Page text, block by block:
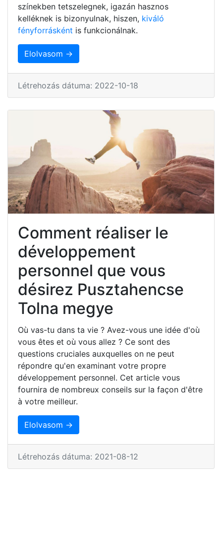
színekben tetszelegnek, igazán hasznos
kelléknek is bizonyulnak, hiszen, kiváló
fényforrásként is funkcionálnak.
Elolvasom →
Létrehozás dátuma: 2022-10-18
Comment réaliser le
développement
personnel que vous
désirez Pusztahencse
Tolna megye
Où vas-tu dans ta vie ? Avez-vous une idée d'où
vous êtes et où vous allez ? Ce sont des
questions cruciales auxquelles on ne peut
répondre qu'en examinant votre propre
développement personnel. Cet article vous
fournira de nombreux conseils sur la façon d'être
à votre meilleur.
Elolvasom →
Létrehozás dátuma: 2021-08-12